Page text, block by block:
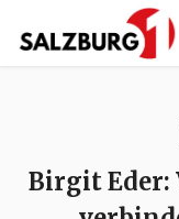
Birgit